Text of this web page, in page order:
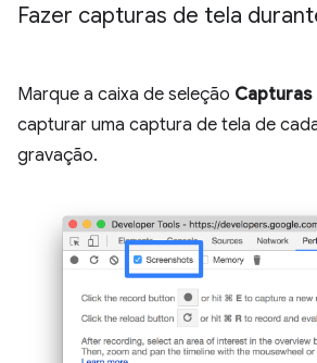
Fazer capturas de tela
Marque a caixa de seleção
capturar uma captura de tela de
gravação.